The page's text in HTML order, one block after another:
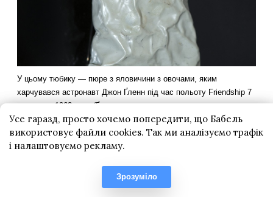
Усе гаразд, просто хочемо попередити, що Бабель
використовує файли cookies. Так ми аналізуємо трафік
і налаштовуємо рекламу.
Зрозуміло